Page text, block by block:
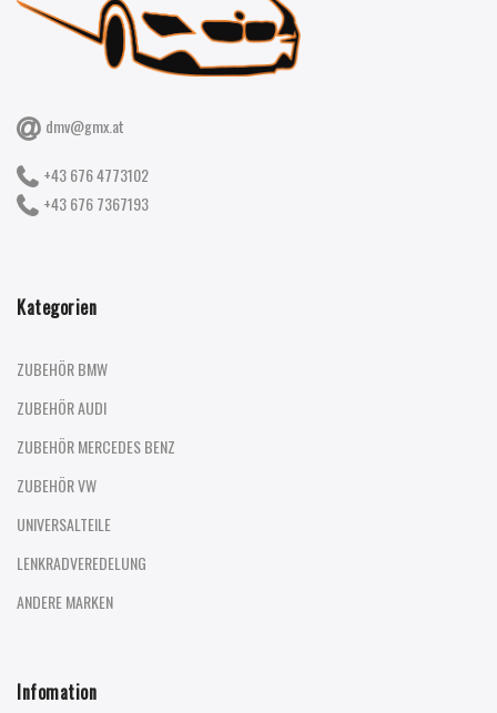
dmv@gmx.at
+43 676 4773102
+43 676 7367193
Kategorien
ZUBEHÖR BMW
ZUBEHÖR AUDI
ZUBEHÖR MERCEDES BENZ
ZUBEHÖR VW
UNIVERSALTEILE
LENKRADVEREDELUNG
ANDERE MARKEN
Infomation